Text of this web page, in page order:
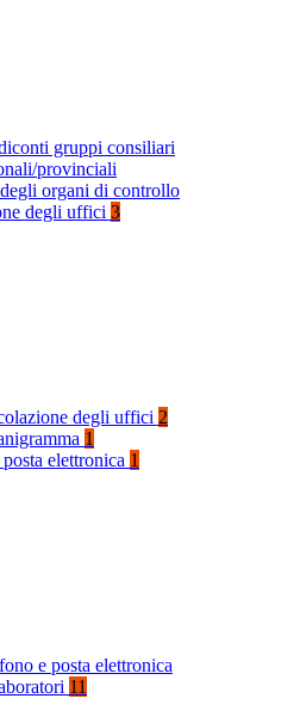
gruppi consiliari
provinciali
organi di controllo
degli uffici 3
degli uffici 2
1
elettronica 1
e posta elettronica
11